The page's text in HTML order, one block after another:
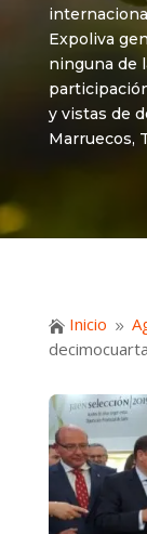
Expoliva
ninguna de
y vistas de
Marruecos,
 Inicio 9